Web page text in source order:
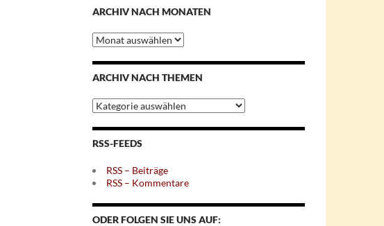
ARCHIV NACH MONATEN
Archiv
nach
Monaten
ARCHIV NACH THEMEN
Archiv
nach
Themen
RSS-FEEDS
RSS – Beiträge
RSS – Kommentare
ODER FOLGEN SIE UNS AUF: